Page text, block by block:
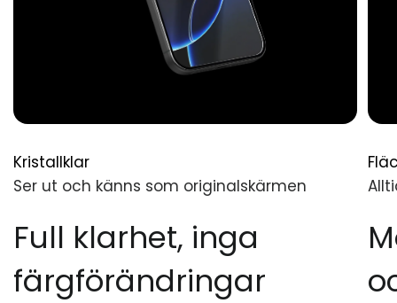
Kristallklar
Ser ut och känns som originalskärmen
Full klarhet, inga
färgförändringar